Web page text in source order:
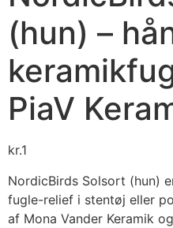
(hun) –
PiaV
kr.1
NordicBirds Solsort (hun)
fugle-relief i stentøj eller
af Mona Vander Keramik